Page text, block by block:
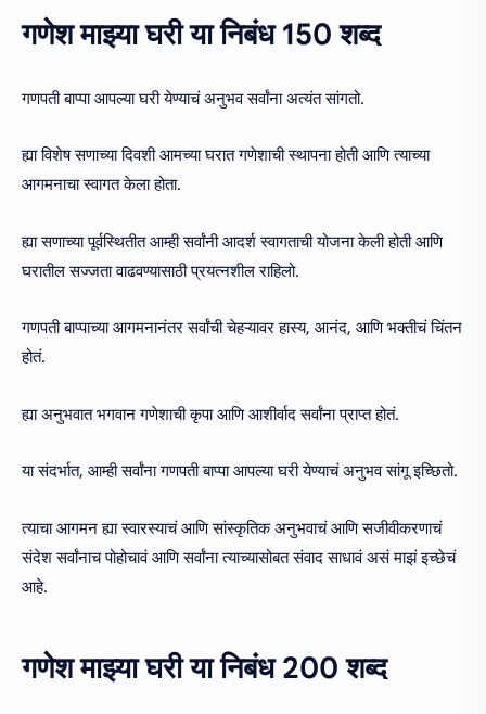
गणेश माझ्या घरी या निबंध 150 शब्द
गणपती बाप्पा आपल्या घरी येण्याचं अनुभव सर्वांना अत्यंत सांगतो.
ह्या विशेष सणाच्या दिवशी आमच्या घरात गणेशाची स्थापना होती आणि त्याच्या
आगमनाचा स्वागत केला होता.
ह्या सणाच्या पूर्वस्थितीत आम्ही सर्वांनी आदर्श स्वागताची योजना केली होती आणि
घरातील सज्जता वाढवण्यासाठी प्रयत्नशील राहिलो.
गणपती बाप्पाच्या आगमनानंतर सर्वांची चेहऱ्यावर हास्य, आनंद, आणि भक्तीचं चिंतन
होतं.
ह्या अनुभवात भगवान गणेशाची कृपा आणि आशीर्वाद सर्वांना प्राप्त होतं.
या संदर्भात, आम्ही सर्वांना गणपती बाप्पा आपल्या घरी येण्याचं अनुभव सांगू इच्छितो.
त्याचा आगमन ह्या स्वारस्याचं आणि सांस्कृतिक अनुभवाचं आणि सजीवीकरणाचं
संदेश सर्वांनाच पोहोचावं आणि सर्वांना त्याच्यासोबत संवाद साधावं असं माझं इच्छेचं
आहे.
गणेश माझ्या घरी या निबंध 200 शब्द